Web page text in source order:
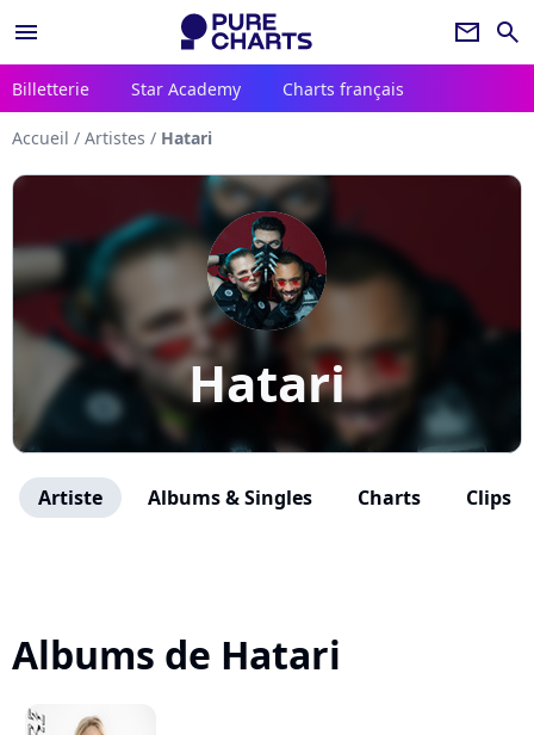
menu newsletter search
Billetterie Star Academy Charts français
Accueil / Artistes / Hatari
Hatari
Artiste Albums & Singles Charts Clips
Albums de Hatari